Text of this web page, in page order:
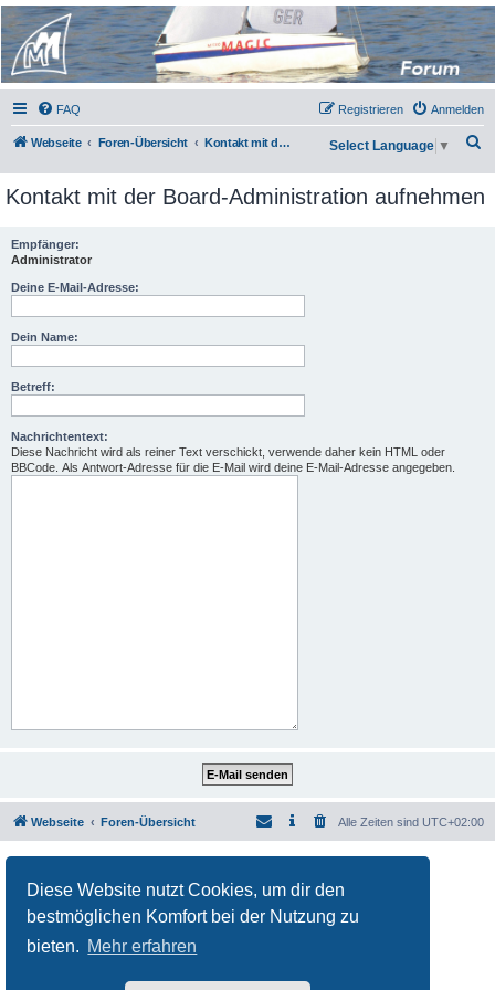
Diese Website nutzt Cookies, um dir den
bestmöglichen Komfort bei der Nutzung zu
bieten. Mehr erfahren
Micro Magic Forum
Deutschland
FAQ Anmelden
Registrieren
Webseite Foren-Übersicht Kontakt mit der Board-Administration aufnehmen
c
Select Language ▼
Kontakt mit der Board-Administration aufnehmen
Empfänger:
Administrator
Deine E-Mail-Adresse:
Dein Name:
Betreff:
Nachrichtentext:
Diese Nachricht wird als reiner Text verschickt, verwende daher kein HTML oder
BBCode. Als Antwort-Adresse für die E-Mail wird deine E-Mail-Adresse angegeben.
Webseite Foren-Übersicht Alle Zeiten sind UTC+02:00
Deutsche Übersetzung durchphpBB.de
Nutzungsbedingungen